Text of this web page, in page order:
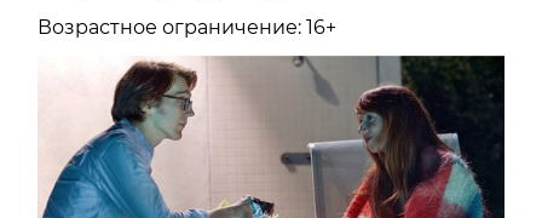
Возрастное ограничение: 16+